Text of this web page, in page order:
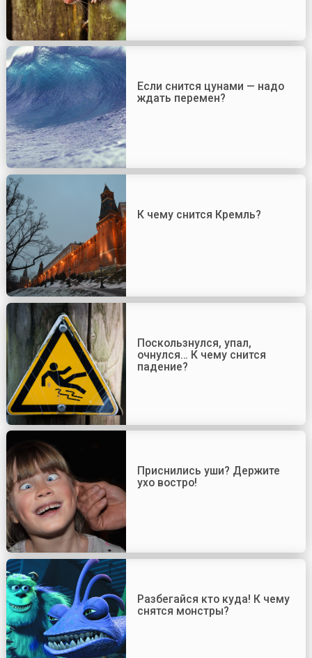
Если снится цунами — надо
ждать перемен?
К чему снится Кремль?
Поскользнулся, упал,
очнулся… К чему снится
падение?
Приснились уши? Держите
ухо востро!
Разбегайся кто куда! К чему
снятся монстры?